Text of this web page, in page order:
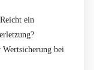
ein
bei